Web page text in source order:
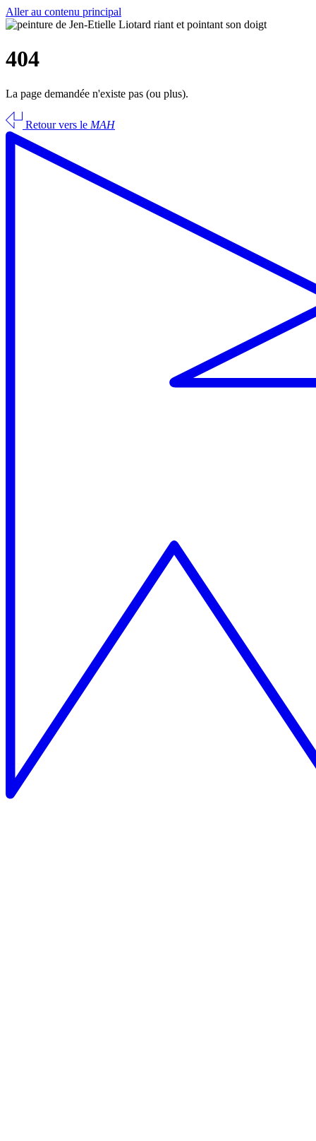
Aller au contenu principal
404
La page demandée n'existe pas (ou plus).
Retour vers le MAH